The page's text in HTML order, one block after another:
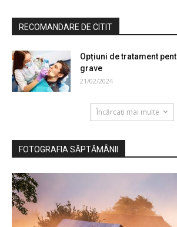
RECOMANDARE DE CITIT
Opțiuni de tratament
grave
21/02/2024
Încărcați mai multe
FOTOGRAFIA SĂPTĂMÂNII